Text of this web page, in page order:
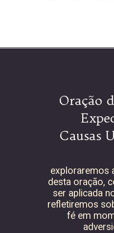
Oração
Causas
exploraremos
desta oração,
ser aplicada
refletiremos
fé em